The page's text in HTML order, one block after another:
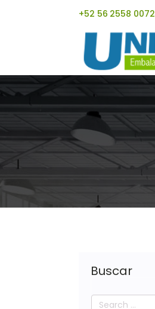
+52 56 2558 0072
Buscar
Search